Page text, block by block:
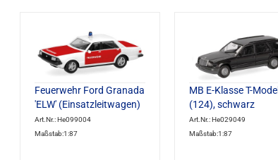
Feuerwehr Ford Granada
'ELW' (Einsatzleitwagen)
Art.Nr.: He099004
Maßstab:1:87
MB E-Klasse T-Modell
(124), schwarz
Art.Nr.: He029049
Maßstab:1:87